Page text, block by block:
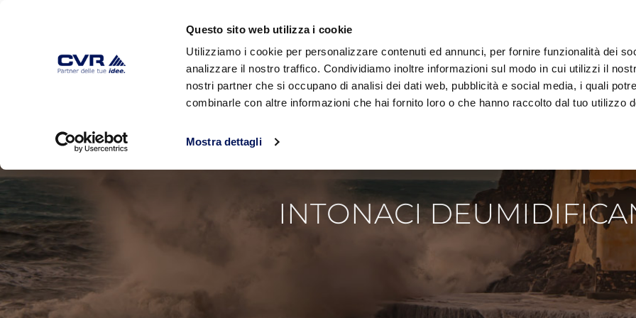
Questo sito web utilizza i cookie
Utilizziamo i cookie per personalizzare contenuti ed annunci, per fornire funzionalità dei
analizzare il nostro traffico. Condividiamo inoltre informazioni sul modo in cui utilizzi il
nostri partner che si occupano di analisi dei dati web, pubblicità e social media, i quali
combinarle con altre informazioni che hai fornito loro o che hanno raccolto dal tuo utilizzo
Mostra dettagli
AZIENDA PRODOTTI AREA DOWNLOAD TECNOLOGIA E AMBIENTE
INTONACI